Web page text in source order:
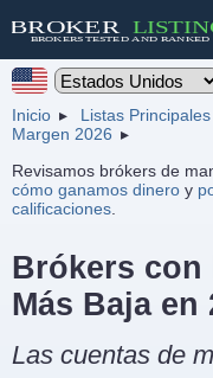
Inicio Listas
Margen 2026
Revisamos brókers de
cómo ganamos dinero y
calificaciones
Brókers con
Más Baja en
Las cuentas de